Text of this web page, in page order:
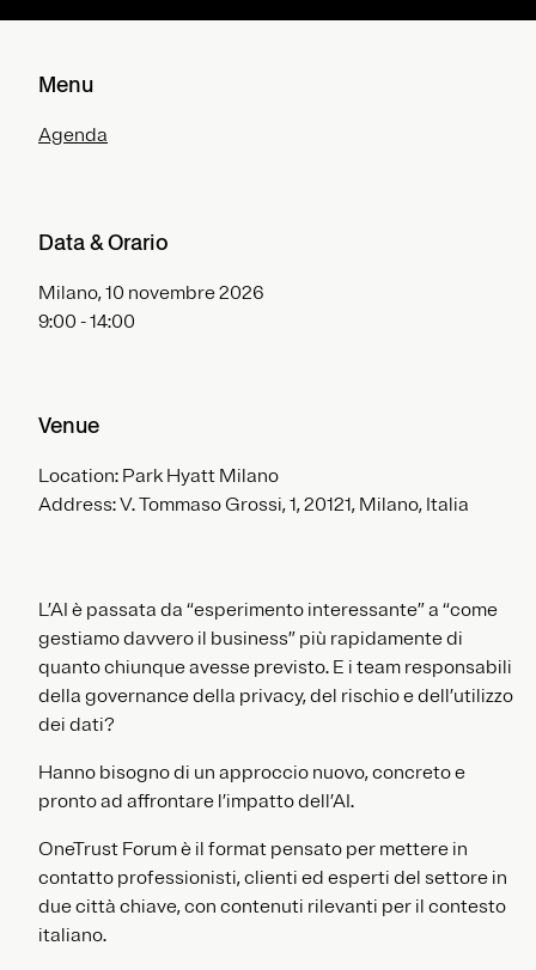
Menu
Agenda
Data & Orario
Milano, 10 novembre 2026
9:00 - 14:00
Venue
Location: Park Hyatt Milano
Address: V. Tommaso Grossi, 1, 20121, Milano, Italia
L’AI è passata da “esperimento interessante” a “come
gestiamo davvero il business” più rapidamente di
quanto chiunque avesse previsto. E i team responsabili
della governance della privacy, del rischio e dell’utilizzo
dei dati?
Hanno bisogno di un approccio nuovo, concreto e
pronto ad affrontare l’impatto dell’AI.
OneTrust Forum è il format pensato per mettere in
contatto professionisti, clienti ed esperti del settore in
due città chiave, con contenuti rilevanti per il contesto
italiano.